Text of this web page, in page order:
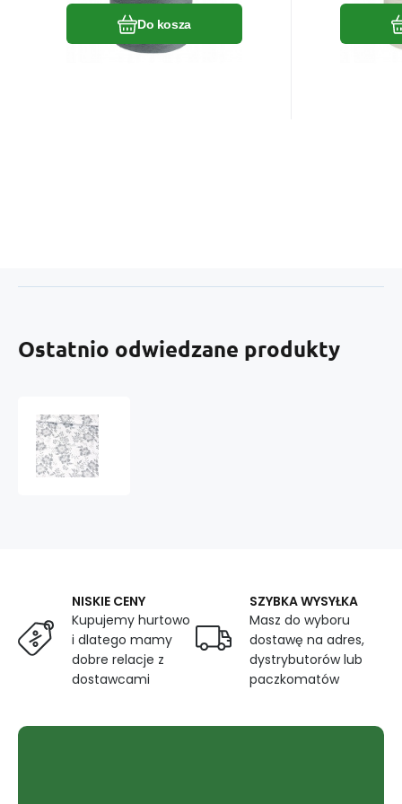
Do kosza
Ostatnio odwiedzane produkty
NISKIE CENY
Kupujemy hurtowo
i dlatego mamy
dobre relacje z
dostawcami
SZYBKA WYSYŁKA
Masz do wyboru
dostawę na adres,
dystrybutorów lub
paczkomatów